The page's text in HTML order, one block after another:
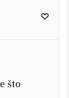
što